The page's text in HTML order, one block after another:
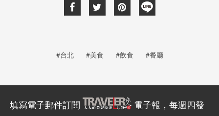
#台北 #美食 #飲食 #餐廳
填寫電子郵件訂閱
電子報，每週四發